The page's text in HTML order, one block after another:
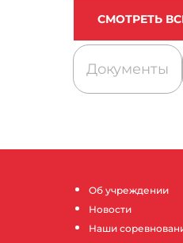
СМОТРЕТЬ
Документы
Об учреждении
Новости
Наши